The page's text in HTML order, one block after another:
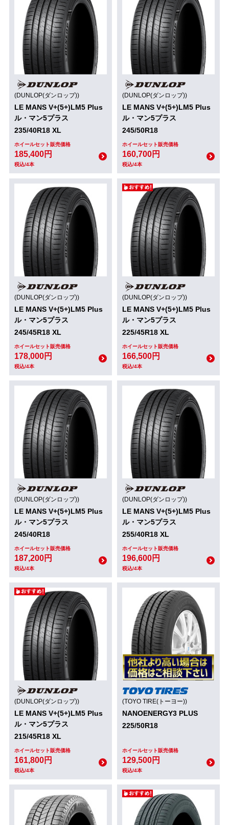
(DUNLOP(ダンロップ))
LE MANS V+(5+)LM5 Plus
ル・マン5プラス
235/40R18 XL
ホイールセット販売価格
185,400円
税込/4本
(DUNLOP(ダンロップ))
LE MANS V+(5+)LM5 Plus
ル・マン5プラス
245/50R18
ホイールセット販売価格
160,700円
税込/4本
(DUNLOP(ダンロップ))
LE MANS V+(5+)LM5 Plus
ル・マン5プラス
245/45R18 XL
ホイールセット販売価格
178,000円
税込/4本
(DUNLOP(ダンロップ))
LE MANS V+(5+)LM5 Plus
ル・マン5プラス
225/45R18 XL
ホイールセット販売価格
166,500円
税込/4本
(DUNLOP(ダンロップ))
LE MANS V+(5+)LM5 Plus
ル・マン5プラス
245/40R18
ホイールセット販売価格
187,200円
税込/4本
(DUNLOP(ダンロップ))
LE MANS V+(5+)LM5 Plus
ル・マン5プラス
255/40R18 XL
ホイールセット販売価格
196,600円
税込/4本
(DUNLOP(ダンロップ))
LE MANS V+(5+)LM5 Plus
ル・マン5プラス
215/45R18 XL
ホイールセット販売価格
161,800円
税込/4本
(TOYO TIRE(トーヨー))
NANOENERGY3 PLUS
225/50R18
ホイールセット販売価格
129,500円
税込/4本